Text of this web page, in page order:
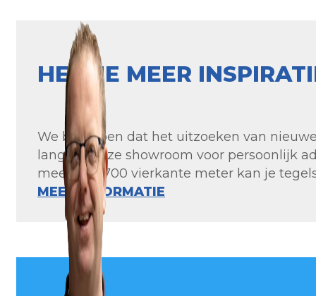
HEB JE MEER
We begrijpen dat het uitzoeken van
langs in onze showroom voor persoonlijk
meer dan 700 vierkante meter kan je
MEER INFORMATIE